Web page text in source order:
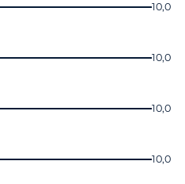
10,0
10,0
10,0
10,0